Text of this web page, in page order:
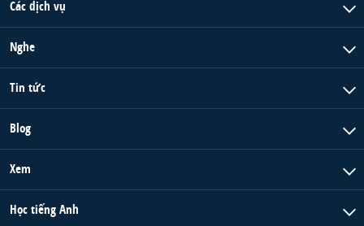
Các dịch vụ
Nghe
Tin tức
Blog
Xem
Học tiếng Anh